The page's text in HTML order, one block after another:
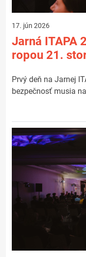
17. jún 2026
Jarná ITAPA
ropou 21.
Prvý deň na Jarnej
bezpečnosť musia